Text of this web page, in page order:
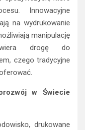
Innowacyjne
na wydrukowanie
manipulację
drogę do
czego tradycyjne
w Świecie
drukowane